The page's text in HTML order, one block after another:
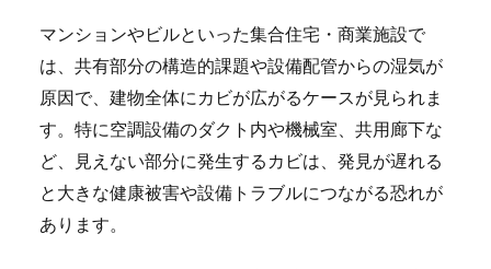
マンションやビルといった集合住宅・商業施設で
は、共有部分の構造的課題や設備配管からの湿気が
原因で、建物全体にカビが広がるケースが見られま
す。特に空調設備のダクト内や機械室、共用廊下な
ど、見えない部分に発生するカビは、発見が遅れる
と大きな健康被害や設備トラブルにつながる恐れが
あります。